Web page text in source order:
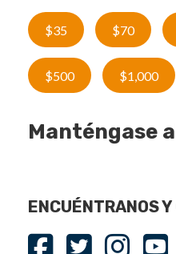
$35 $70
$500 $1,000
Manténgase
ENCUÉNTRANOS